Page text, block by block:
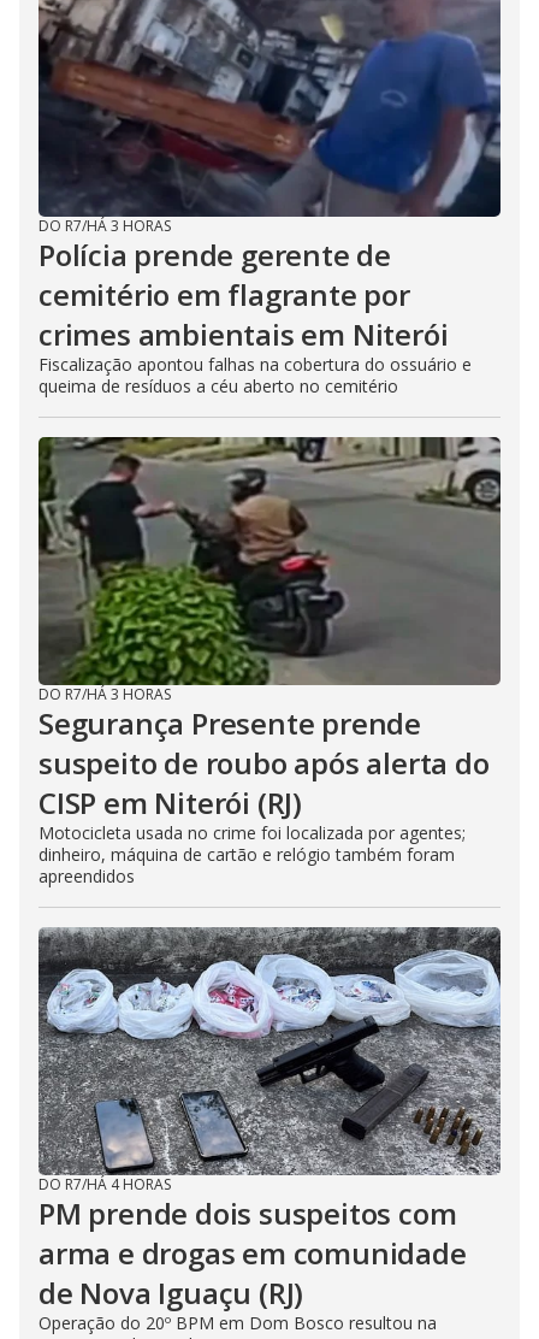
DO R7/HÁ 3 HORAS
Polícia prende gerente de
cemitério em flagrante por
crimes ambientais em Niterói
Fiscalização apontou falhas na cobertura do ossuário e
queima de resíduos a céu aberto no cemitério
DO R7/HÁ 3 HORAS
Segurança Presente prende
suspeito de roubo após alerta do
CISP em Niterói (RJ)
Motocicleta usada no crime foi localizada por agentes;
dinheiro, máquina de cartão e relógio também foram
apreendidos
DO R7/HÁ 4 HORAS
PM prende dois suspeitos com
arma e drogas em comunidade
de Nova Iguaçu (RJ)
Operação do 20º BPM em Dom Bosco resultou na